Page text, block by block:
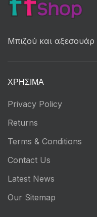
Μπιζού και
ΧΡΉΣΙΜΑ
Privacy Policy
Returns
Terms & Conditions
Contact Us
Latest News
Our Sitemap